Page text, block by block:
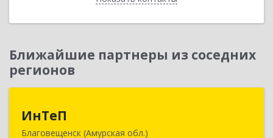
Ближайшие партнеры из соседних
регионов
ИнТеП
Благовещенск (Амурская обл.)
675000, Амурская обл, Благовещенск г,